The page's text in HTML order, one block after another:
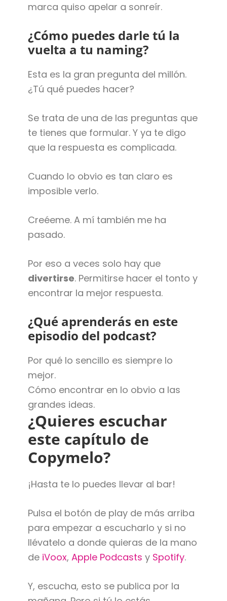
marca quiso apelar a sonreír.
¿Cómo puedes darle tú la
vuelta a tu naming?
Esta es la gran pregunta del millón.
¿Tú qué puedes hacer?
Se trata de una de las preguntas que
te tienes que formular. Y ya te digo
que la respuesta es complicada.
Cuando lo obvio es tan claro es
imposible verlo.
Creéeme. A mí también me ha
pasado.
Por eso a veces solo hay que
divertirse. Permitirse hacer el tonto y
encontrar la mejor respuesta.
¿Qué aprenderás en este
episodio del podcast?
Por qué lo sencillo es siempre lo
mejor.
Cómo encontrar en lo obvio a las
grandes ideas.
¿Quieres escuchar
este capítulo de
Copymelo?
¡Hasta te lo puedes llevar al bar!
Pulsa el botón de play de más arriba
para empezar a escucharlo y si no
llévatelo a donde quieras de la mano
de iVoox, Apple Podcasts y Spotify.
Y, escucha, esto se publica por la